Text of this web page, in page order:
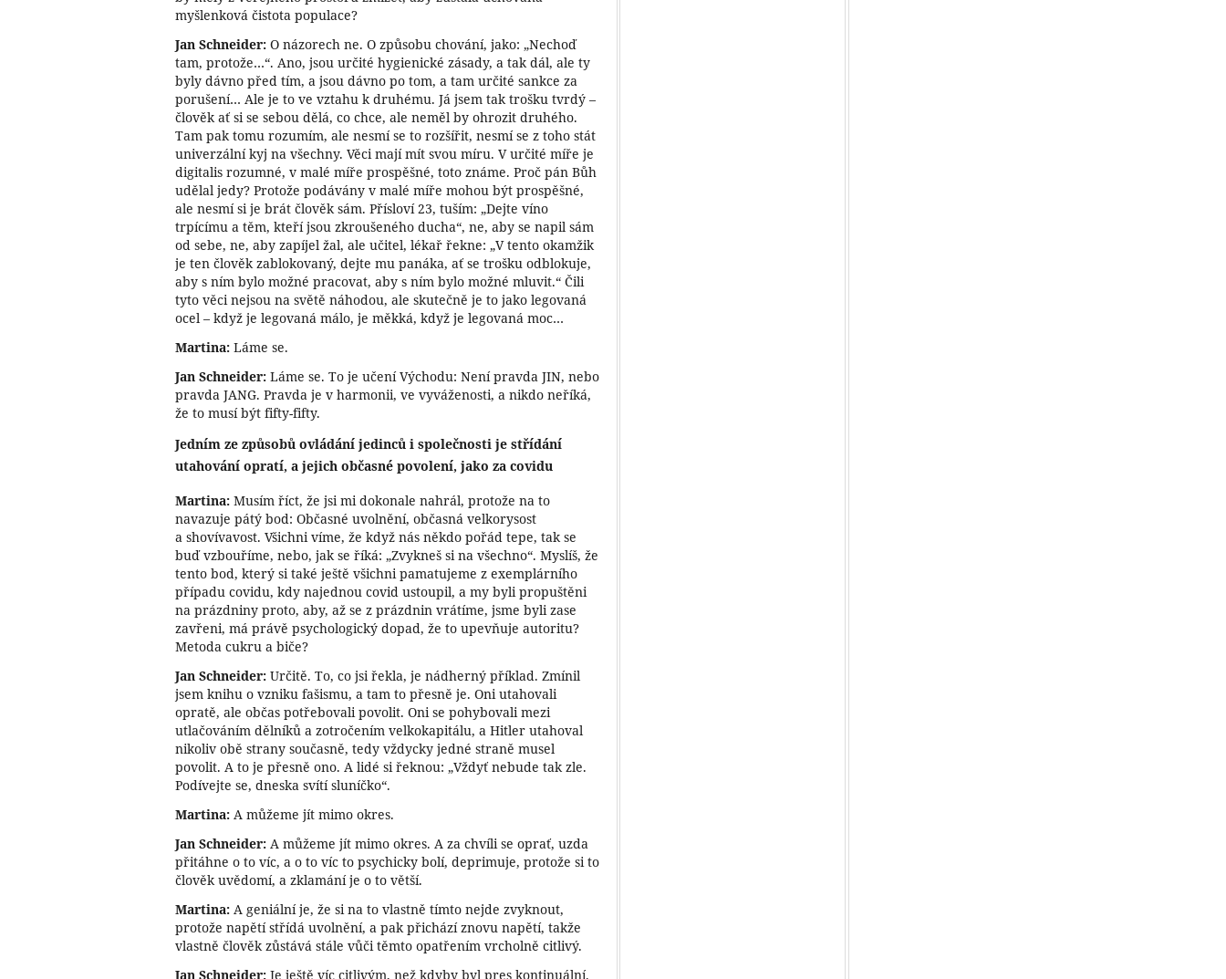
myšlenková čistota populace?
Jan Schneider: O názorech ne. O způsobu chování, jako: „Nechoď
tam, protože…“. Ano, jsou určité hygienické zásady, a tak dál, ale ty
byly dávno před tím, a jsou dávno po tom, a tam určité sankce za
porušení… Ale je to ve vztahu k druhému. Já jsem tak trošku tvrdý –
člověk ať si se sebou dělá, co chce, ale neměl by ohrozit druhého.
Tam pak tomu rozumím, ale nesmí se to rozšířit, nesmí se z toho stát
univerzální kyj na všechny. Věci mají mít svou míru. V určité míře je
digitalis rozumné, v malé míře prospěšné, toto známe. Proč pán Bůh
udělal jedy? Protože podávány v malé míře mohou být prospěšné,
ale nesmí si je brát člověk sám. Přísloví 23, tuším: „Dejte víno
trpícímu a těm, kteří jsou zkroušeného ducha“, ne, aby se napil sám
od sebe, ne, aby zapíjel žal, ale učitel, lékař řekne: „V tento okamžik
je ten člověk zablokovaný, dejte mu panáka, ať se trošku odblokuje,
aby s ním bylo možné pracovat, aby s ním bylo možné mluvit.“ Čili
tyto věci nejsou na světě náhodou, ale skutečně je to jako legovaná
ocel – když je legovaná málo, je měkká, když je legovaná moc…
Martina: Láme se.
Jan Schneider: Láme se. To je učení Východu: Není pravda JIN, nebo
pravda JANG. Pravda je v harmonii, ve vyváženosti, a nikdo neříká,
že to musí být fifty-fifty.
Jedním ze způsobů ovládání jedinců i společnosti je střídání
utahování opratí, a jejich občasné povolení, jako za covidu
Martina: Musím říct, že jsi mi dokonale nahrál, protože na to
navazuje pátý bod: Občasné uvolnění, občasná velkorysost
a shovívavost. Všichni víme, že když nás někdo pořád tepe, tak se
buď vzbouříme, nebo, jak se říká: „Zvykneš si na všechno“. Myslíš, že
tento bod, který si také ještě všichni pamatujeme z exemplárního
případu covidu, kdy najednou covid ustoupil, a my byli propuštěni
na prázdniny proto, aby, až se z prázdnin vrátíme, jsme byli zase
zavřeni, má právě psychologický dopad, že to upevňuje autoritu?
Metoda cukru a biče?
Jan Schneider: Určitě. To, co jsi řekla, je nádherný příklad. Zmínil
jsem knihu o vzniku fašismu, a tam to přesně je. Oni utahovali
opratě, ale občas potřebovali povolit. Oni se pohybovali mezi
utlačováním dělníků a zotročením velkokapitálu, a Hitler utahoval
nikoliv obě strany současně, tedy vždycky jedné straně musel
povolit. A to je přesně ono. A lidé si řeknou: „Vždyť nebude tak zle.
Podívejte se, dneska svítí sluníčko“.
Martina: A můžeme jít mimo okres.
Jan Schneider: A můžeme jít mimo okres. A za chvíli se oprať, uzda
přitáhne o to víc, a o to víc to psychicky bolí, deprimuje, protože si to
člověk uvědomí, a zklamání je o to větší.
Martina: A geniální je, že si na to vlastně tímto nejde zvyknout,
protože napětí střídá uvolnění, a pak přichází znovu napětí, takže
vlastně člověk zůstává stále vůči těmto opatřením vrcholně citlivý.
Jan Schneider: Je ještě víc citlivým, než kdyby byl pres kontinuální.